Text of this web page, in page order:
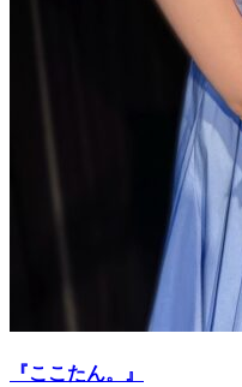
『ここたん。』